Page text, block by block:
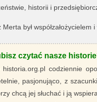
historii i
Merta był
czytać nasze
historia.org.pl codziennie
pasjonująco, z
chcą jej słuchać i ją